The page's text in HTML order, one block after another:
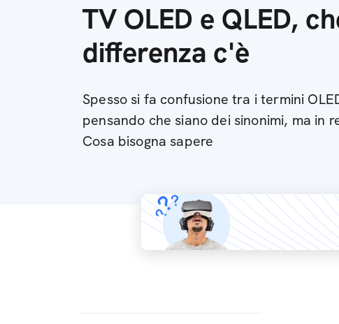
TV OLED e QLED,
differenza c'è
Spesso si fa confusione tra i termini
pensando che siano dei sinonimi, ma in
Cosa bisogna sapere